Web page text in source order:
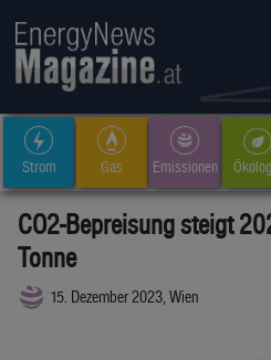
Strom Gas Emissionen
CO2-Bepreisung steigt
Tonne
15. Dezember 2023, Wien